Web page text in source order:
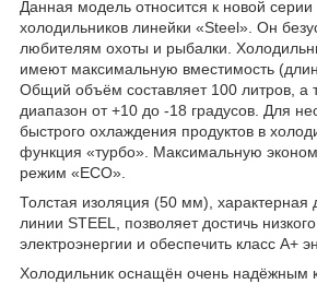
Данная модель относится к новой серии
холодильников линейки «Steel». Он
любителям охоты и рыбалки.
имеют максимальную вместимость
Общий объём составляет 100 литров, а
диапазон от +10 до -18 градусов. Для
быстрого охлаждения продуктов в
функция «турбо». Максимальную
режим «ECO».
Толстая изоляция (50 мм), характерная
линии STEEL, позволяет достичь
электроэнергии и обеспечить класс A+
Холодильник оснащён очень надёжным